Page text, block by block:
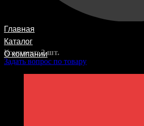
Главная
Каталог
О компании
2250,00
₽
Комплект:2 шт.
Задать вопрос по товару